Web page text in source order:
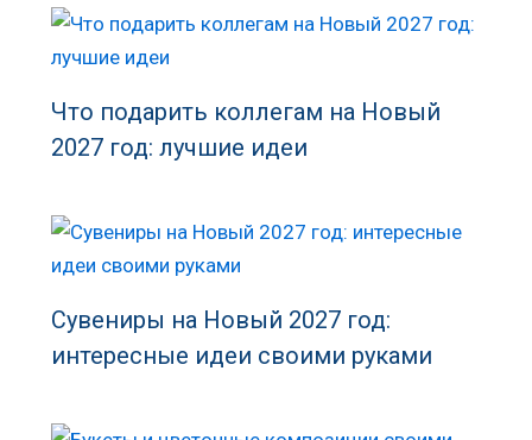
Что подарить коллегам на Новый
2027 год: лучшие идеи
Сувениры на Новый 2027 год:
интересные идеи своими руками